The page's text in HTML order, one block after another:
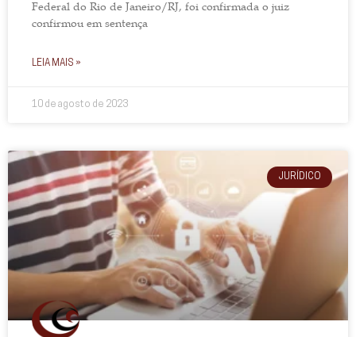
Federal do Rio de Janeiro/RJ, foi confirmada o juiz
confirmou em sentença
LEIA MAIS »
10 de agosto de 2023
JURÍDICO